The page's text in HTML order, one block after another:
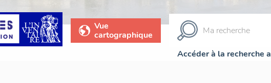
Vue
cartographique
Accéder à la recherche